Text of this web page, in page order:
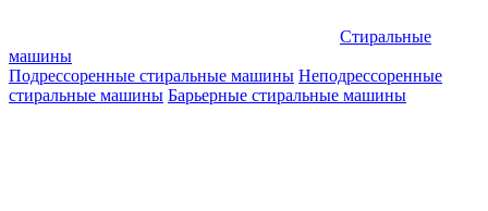
Стиральные
машины
Подрессоренные стиральные машины Неподрессоренные
стиральные машины Барьерные стиральные машины